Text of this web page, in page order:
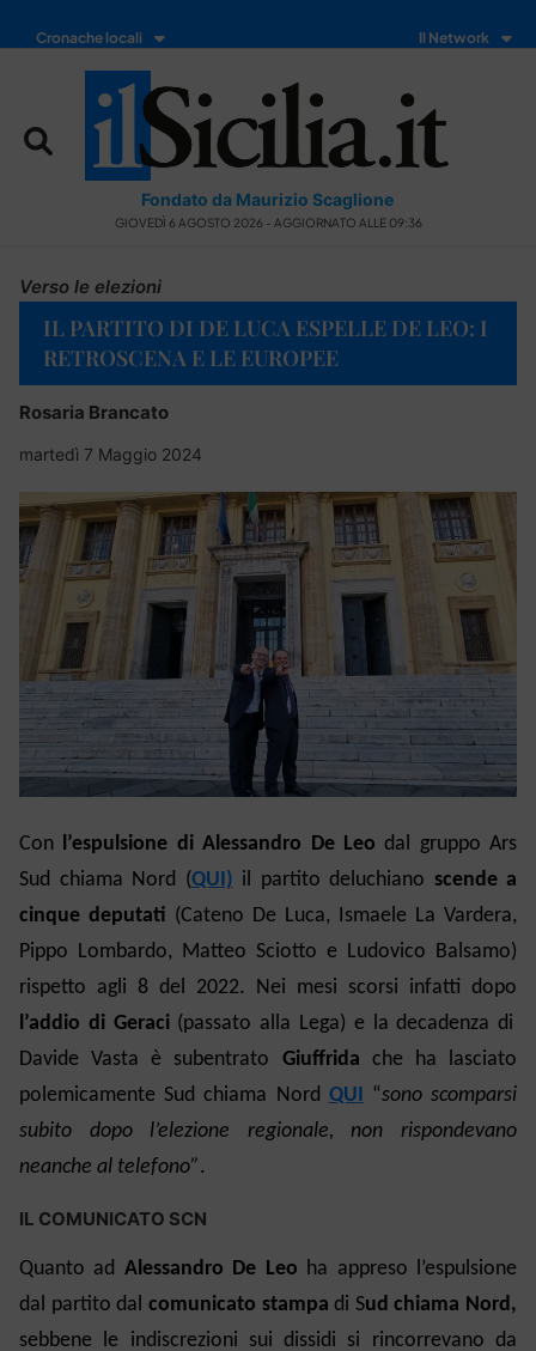
Cronache locali Il Network
Fondato da Maurizio Scaglione
GIOVEDÌ 6 AGOSTO 2026 - AGGIORNATO ALLE 09:36
Verso le elezioni
IL PARTITO DI DE LUCA ESPELLE DE LEO: I
RETROSCENA E LE EUROPEE
Rosaria Brancato
martedì 7 Maggio 2024
Con l’espulsione di Alessandro De Leo dal gruppo Ars
Sud chiama Nord (QUI) il partito deluchiano scende a
cinque deputati (Cateno De Luca, Ismaele La Vardera,
Pippo Lombardo, Matteo Sciotto e Ludovico Balsamo)
rispetto agli 8 del 2022. Nei mesi scorsi infatti dopo
l’addio di Geraci(passato alla Lega) e la decadenza di
Davide Vasta è subentrato Giuffrida che ha lasciato
polemicamente Sud chiama Nord QUI “sono scomparsi
subito dopo l’elezione regionale, non rispondevano
neanche al telefono”.
IL COMUNICATO SCN
Quanto ad Alessandro De Leo ha appreso l’espulsione
dal partito dal comunicato stampa di Sud chiama Nord,
sebbene le indiscrezioni sui dissidi si rincorrevano da